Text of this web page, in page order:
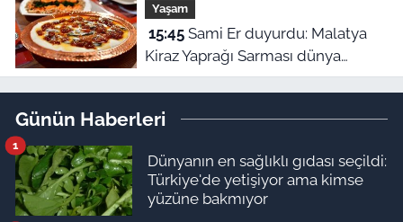
Yaşam
15:45Sami Er duyurdu: Malatya
Kiraz Yaprağı Sarması dünya
birincisi oldu
Günün Haberleri
Dünyanın en sağlıklı gıdası seçildi:
Türkiye'de yetişiyor ama kimse
yüzüne bakmıyor
1